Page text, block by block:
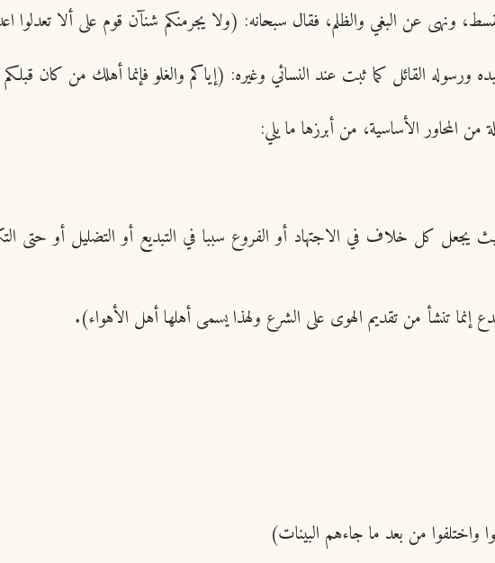
ونهى عن البغي والظلم، فقال سبحانه: (ولا يجرمنكم شنآن قوم على ألا
القائل كما ثبت عند النسائي وغيره: (إياكم والغلو فإنما أهلك من كان قبلكم
المحاور الأساسية، من أبرزها ما يلي:
يجعل كل خلاف في الاجتهاد أو الفروع سببا في التبديع أو التضليل أو
واختلفوا من بعد ما جاءهم البينات)